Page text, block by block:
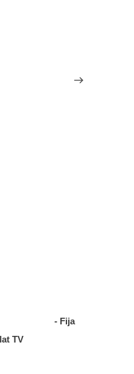
- Fija
TV